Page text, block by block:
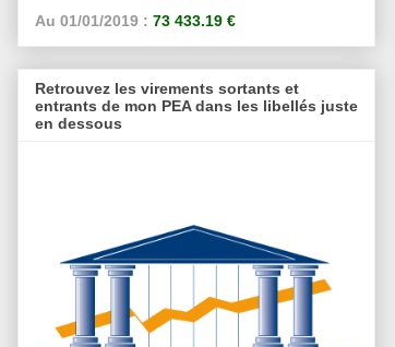
Au 01/01/2019 : 73 433.19 €
Retrouvez les virements sortants et
entrants de mon PEA dans les libellés juste
en dessous